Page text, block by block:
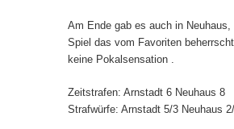
Am Ende gab es auch in Neuhaus,
Spiel das vom Favoriten
keine Pokalsensation .
Zeitstrafen: Arnstadt 6 Neuhaus 8
Strafwürfe: Arnstadt 5/3 Neuhaus